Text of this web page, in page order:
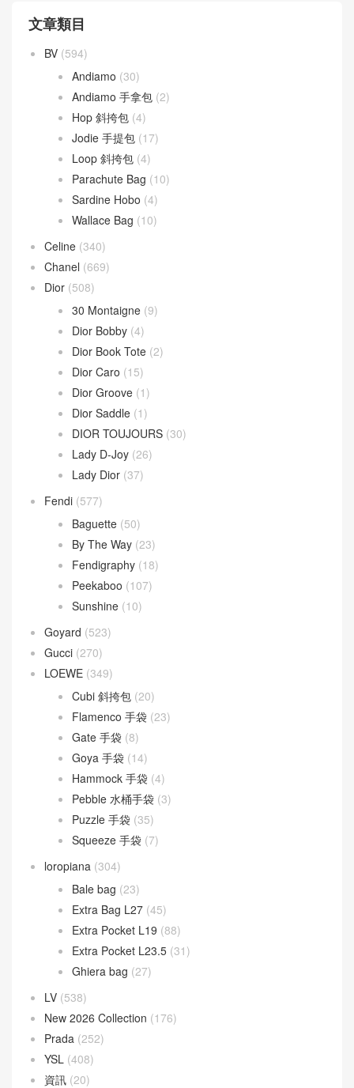
文章類目
BV (594)
Andiamo (30)
Andiamo 手拿包 (2)
Hop 斜挎包 (4)
Jodie 手提包 (17)
Loop 斜挎包 (4)
Parachute Bag (10)
Sardine Hobo (4)
Wallace Bag (10)
Celine (340)
Chanel (669)
Dior (508)
30 Montaigne (9)
Dior Bobby (4)
Dior Book Tote (2)
Dior Caro (15)
Dior Groove (1)
Dior Saddle (1)
DIOR TOUJOURS (30)
Lady D-Joy (26)
Lady Dior (37)
Fendi (577)
Baguette (50)
By The Way (23)
Fendigraphy (18)
Peekaboo (107)
Sunshine (10)
Goyard (523)
Gucci (270)
LOEWE (349)
Cubi 斜挎包 (20)
Flamenco 手袋 (23)
Gate 手袋 (8)
Goya 手袋 (14)
Hammock 手袋 (4)
Pebble 水桶手袋 (3)
Puzzle 手袋 (35)
Squeeze 手袋 (7)
loropiana (304)
Bale bag (23)
Extra Bag L27 (45)
Extra Pocket L19 (88)
Extra Pocket L23.5 (31)
Ghiera bag (27)
LV (538)
New 2026 Collection (176)
Prada (252)
YSL (408)
資訊 (20)